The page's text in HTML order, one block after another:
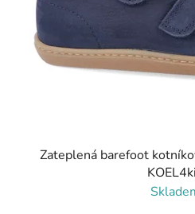
Zateplená barefoot